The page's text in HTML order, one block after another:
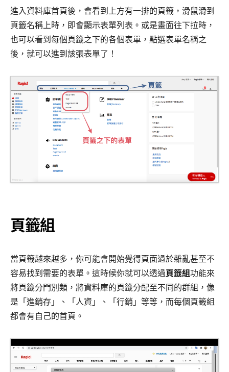
進入資料庫首頁後，會看到上方有一排的頁籤，滑鼠滑到
頁籤名稱上時，即會顯示表單列表。或是畫面往下拉時，
也可以看到每個頁籤之下的各個表單，點選表單名稱之
後，就可以進到該張表單了！
頁籤組
當頁籤越來越多，你可能會開始覺得頁面過於雜亂甚至不
容易找到需要的表單。這時候你就可以透過頁籤組功能來
將頁籤分門別類，將資料庫的頁籤分配至不同的群組，像
是「進銷存」、「人資」、「行銷」等等，而每個頁籤組
都會有自己的首頁。